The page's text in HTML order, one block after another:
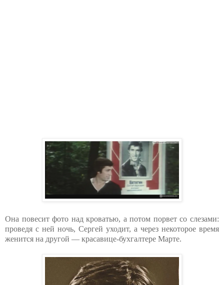
Она повесит фото над кроватью, а потом порвет со слезами:
проведя с ней ночь, Сергей уходит, а через некоторое время
женится на другой — красавице-бухгалтере Марте.